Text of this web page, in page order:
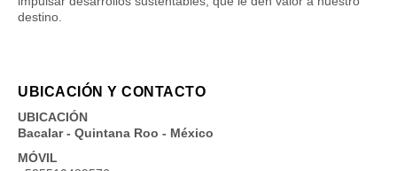
destino.
UBICACIÓN Y CONTACTO
UBICACIÓN
Bacalar - Quintana Roo - México
MÓVIL